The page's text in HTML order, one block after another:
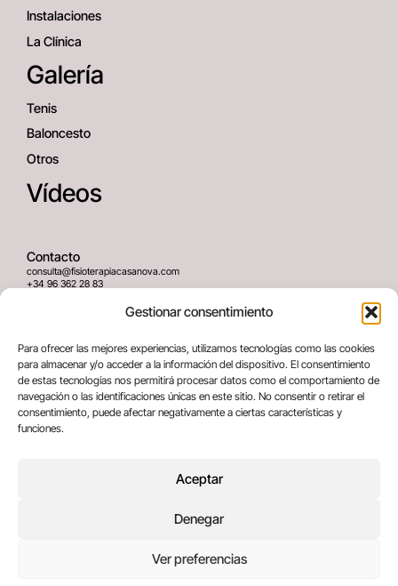
Gestionar consentimiento
Para ofrecer las mejores experiencias, utilizamos tecnologías como las cookies
para almacenar y/o acceder a la información del dispositivo. El consentimiento
de estas tecnologías nos permitirá procesar datos como el comportamiento de
navegación o las identificaciones únicas en este sitio. No consentir o retirar el
consentimiento, puede afectar negativamente a ciertas características y
funciones.
Aceptar
Denegar
Ver preferencias
Instalaciones
La Clínica
Galería
Tenis
Baloncesto
Otros
Vídeos
Contacto
consulta@fisioterapiacasanova.com
+34 96 362 28 83
Dirección
C/ Greses Nº12 (Bajo) 46020
Valencia, España
Términos legales